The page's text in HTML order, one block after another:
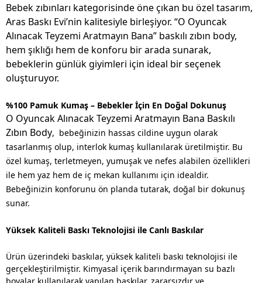
Bebek zıbınları kategorisinde öne çıkan bu özel tasarım,
Aras Baskı Evi’nin kalitesiyle birleşiyor. “O Oyuncak
Alınacak Teyzemi Aratmayın Bana” baskılı zıbın body,
hem şıklığı hem de konforu bir arada sunarak,
bebeklerin günlük giyimleri için ideal bir seçenek
oluşturuyor.
%100 Pamuk Kumaş – Bebekler İçin En Doğal Dokunuş
O Oyuncak Alınacak Teyzemi Aratmayın Bana Baskılı
Zıbın Body, bebeğinizin hassas cildine uygun olarak
tasarlanmış olup, interlok kumaş kullanılarak üretilmiştir. Bu
özel kumaş, terletmeyen, yumuşak ve nefes alabilen özellikleri
ile hem yaz hem de iç mekan kullanımı için idealdir.
Bebeğinizin konforunu ön planda tutarak, doğal bir dokunuş
sunar.
Yüksek Kaliteli Baskı Teknolojisi ile Canlı Baskılar
Ürün üzerindeki baskılar, yüksek kaliteli baskı teknolojisi ile
gerçekleştirilmiştir. Kimyasal içerik barındırmayan su bazlı